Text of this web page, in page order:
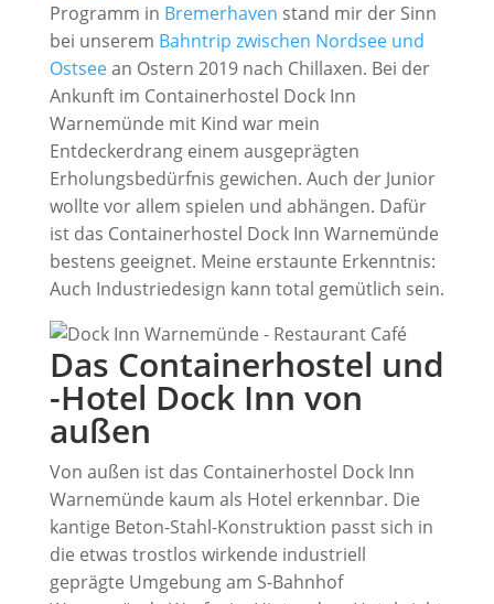
Programm in Bremerhaven stand mir der Sinn
bei unserem Bahntrip zwischen Nordsee und
Ostseean Ostern 2019 nach Chillaxen. Bei der
Ankunft im Containerhostel Dock Inn
Warnemünde mit Kind war mein
Entdeckerdrang einem ausgeprägten
Erholungsbedürfnis gewichen. Auch der Junior
wollte vor allem spielen und abhängen. Dafür
ist das Containerhostel Dock Inn Warnemünde
bestens geeignet. Meine erstaunte Erkenntnis:
Auch Industriedesign kann total gemütlich sein.
Das Containerhostel und
-Hotel Dock Inn von
außen
Von außen ist das Containerhostel Dock Inn
Warnemünde kaum als Hotel erkennbar. Die
kantige Beton-Stahl-Konstruktion passt sich in
die etwas trostlos wirkende industriell
geprägte Umgebung am S-Bahnhof